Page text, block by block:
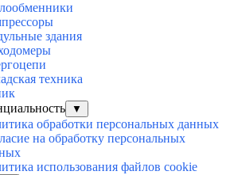
здания
техника
▼
обработки персональных данных
на обработку персональных
использования файлов cookie